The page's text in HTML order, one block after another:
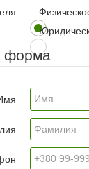
форма